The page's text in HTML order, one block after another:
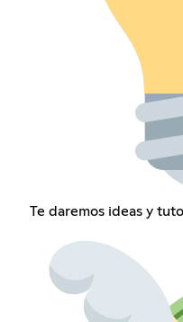
Te daremos ideas y